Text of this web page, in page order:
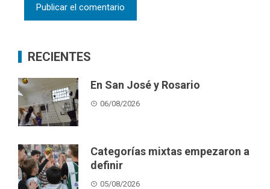
RECIENTES
En San José y Rosario
06/08/2026
Categorías mixtas empezaron a
definir
05/08/2026